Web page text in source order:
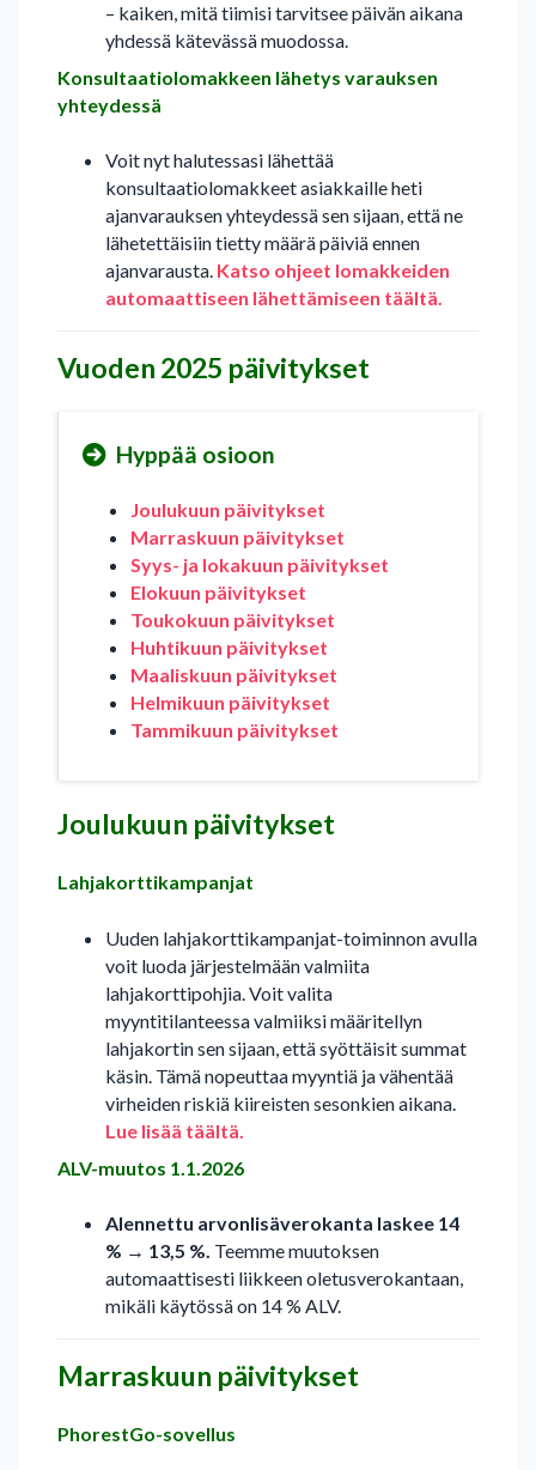
– kaiken, mitä tiimisi tarvitsee päivän aikana
yhdessä kätevässä muodossa.
Konsultaatiolomakkeen lähetys varauksen
yhteydessä
Voit nyt halutessasi lähettää
konsultaatiolomakkeet asiakkaille heti
ajanvarauksen yhteydessä sen sijaan, että ne
lähetettäisiin tietty määrä päiviä ennen
ajanvarausta. Katso ohjeet lomakkeiden
automaattiseen lähettämiseen täältä.
Vuoden 2025 päivitykset
Hyppää osioon
Joulukuun päivitykset
Marraskuun päivitykset
Syys- ja lokakuun päivitykset
Elokuun päivitykset
Toukokuun päivitykset
Huhtikuun päivitykset
Maaliskuun päivitykset
Helmikuun päivitykset
Tammikuun päivitykset
Joulukuun päivitykset
Lahjakorttikampanjat
Uuden lahjakorttikampanjat-toiminnon avulla
voit luoda järjestelmään valmiita
lahjakorttipohjia. Voit valita
myyntitilanteessa valmiiksi määritellyn
lahjakortin sen sijaan, että syöttäisit summat
käsin. Tämä nopeuttaa myyntiä ja vähentää
virheiden riskiä kiireisten sesonkien aikana.
Lue lisää täältä.
ALV-muutos 1.1.2026
Alennettu arvonlisäverokanta laskee 14
% → 13,5 %. Teemme muutoksen
automaattisesti liikkeen oletusverokantaan,
mikäli käytössä on 14 % ALV.
Marraskuun päivitykset
PhorestGo-sovellus